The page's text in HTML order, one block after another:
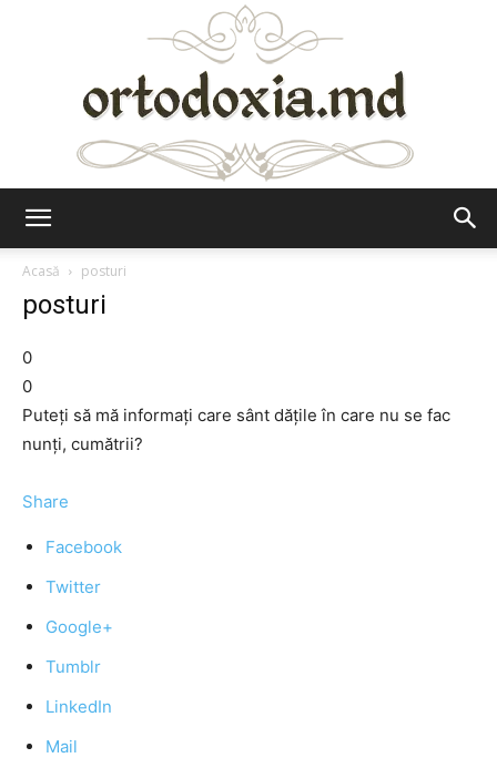
Acasă
posturi
posturi
0
0
Puteți să mă informați care sânt dățile în care nu se fac
nunți, cumătrii?
Share
Facebook
Twitter
Google+
Tumblr
LinkedIn
Mail